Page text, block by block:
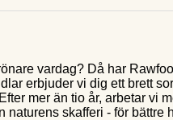
vardag? Då har
erbjuder vi dig ett brett
mer än tio år, arbetar vi
naturens skafferi - för bättre